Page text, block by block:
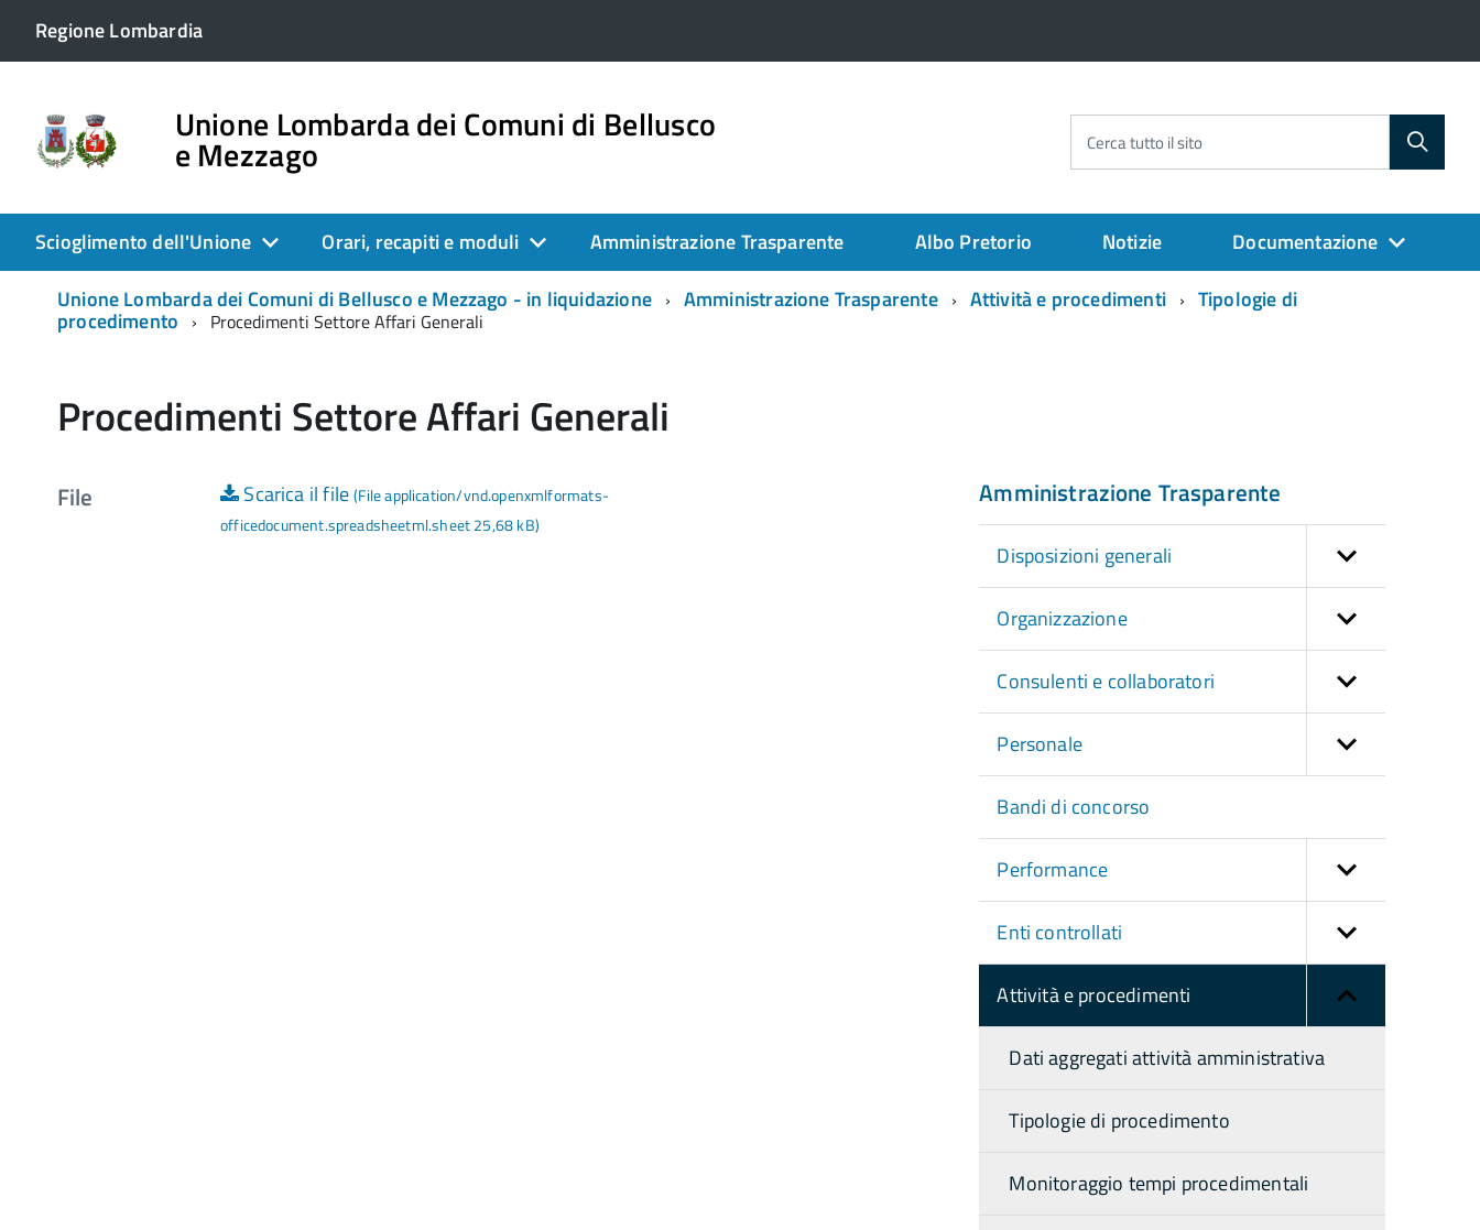
Regione Lombardia
Unione Lombarda dei Comuni di Bellusco
e Mezzago Cerca tutto il sito
Scioglimento dell'Unione Orari, recapiti e moduli Amministrazione Trasparente Albo Pretorio Notizie
Documentazione
Unione Lombarda dei Comuni di Bellusco e Mezzago - in liquidazione
Amministrazione Trasparente Attività e procedimenti Tipologie di
procedimento Procedimenti Settore Affari Generali
Procedimenti Settore Affari Generali
File Scarica il file(File application/vnd.openxmlformats-
officedocument.spreadsheetml.sheet 25,68 kB)
Amministrazione Trasparente
Disposizioni generali
Organizzazione
Consulenti e collaboratori
Personale
Bandi di concorso
Performance
Enti controllati
Attività e procedimenti
Dati aggregati attività amministrativa
Tipologie di procedimento
Monitoraggio tempi procedimentali